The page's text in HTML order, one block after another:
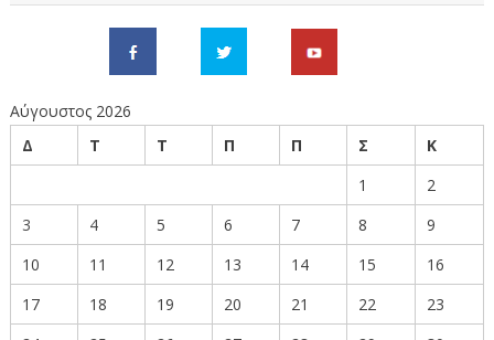
Αύγουστος 2026
Δ
Τ Τ Π Π Σ
Κ
1
2
3
4 5 6 7 8
9
10
11 12 13 14 15
16
17
18 19 20 21 22
23